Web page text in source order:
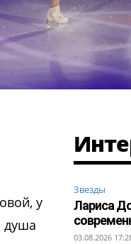
у
душа
Звезды
Лариса
03.08.2026